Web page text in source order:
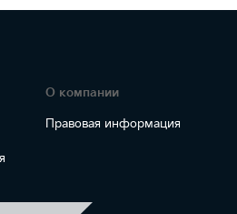
О компании
Правовая информация